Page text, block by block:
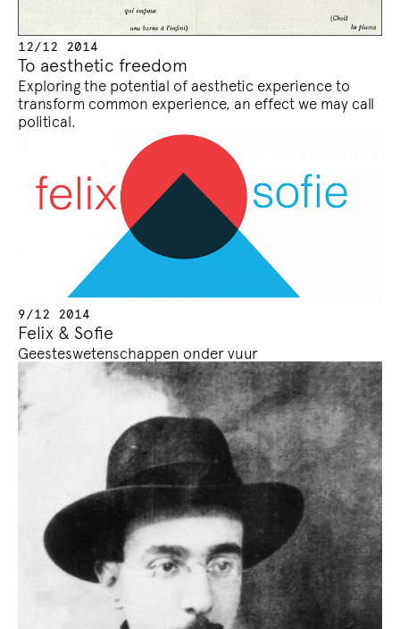
12/12 2014
To aesthetic freedom
Exploring the potential of aesthetic experience to
transform common experience, an effect we may call
political.
9/12 2014
Felix & Sofie
Geesteswetenschappen onder vuur